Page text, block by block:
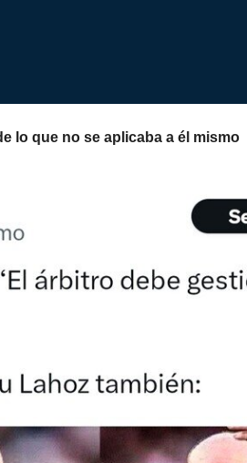
lo que no se aplicaba a él mismo